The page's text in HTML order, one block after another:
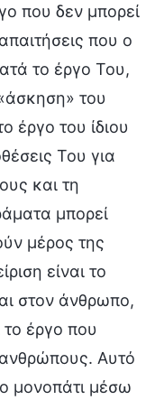
που δεν μπορεί
που ο
το έργο Του,
του
έργο του ίδιου
Του για
και τη
μπορεί
μέρος της
είναι το
στον άνθρωπο,
το έργο που
Αυτό
μονοπάτι μέσω